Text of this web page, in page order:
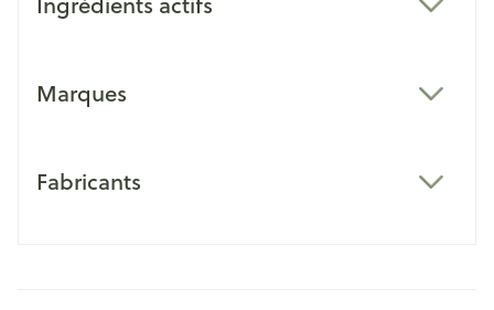
Marques
Fabricants